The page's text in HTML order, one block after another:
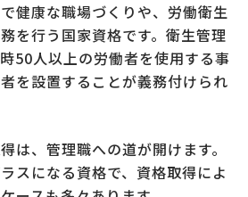
健康な職場づくりや、労働衛生
を行う国家資格です。衛生管理
50人以上の労働者を使用する事
を設置することが義務付けられ
は、管理職への道が開けます。
スになる資格で、資格取得によ